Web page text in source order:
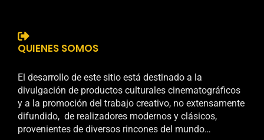
QUIENES SOMOS
El desarrollo de este sitio está destinado a la
divulgación de productos culturales cinematográficos
y a la promoción del trabajo creativo, no extensamente
difundido, de realizadores modernos y clásicos,
provenientes de diversos rincones del mundo…